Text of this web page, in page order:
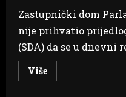
Zastupnički dom
nije prihvatio
(SDA) da se u dnevni
VišeRead
more